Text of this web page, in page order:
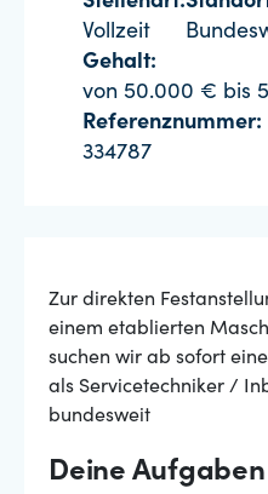
Vollzeit
Gehalt:
von 50.000 € bis
Referenznummer:
334787
Zur direkten
einem etablierten
suchen wir ab sofort
als Servicetechniker /
bundesweit
Deine Aufgaben